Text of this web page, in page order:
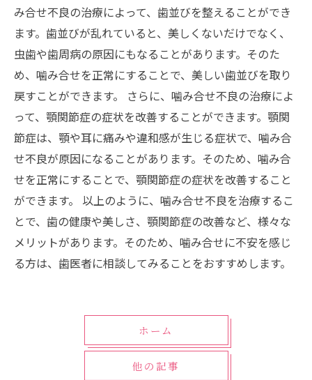
み合せ不良の治療によって、歯並びを整えることができ
ます。歯並びが乱れていると、美しくないだけでなく、
虫歯や歯周病の原因にもなることがあります。そのた
め、噛み合せを正常にすることで、美しい歯並びを取り
戻すことができます。 さらに、噛み合せ不良の治療によ
って、顎関節症の症状を改善することができます。顎関
節症は、顎や耳に痛みや違和感が生じる症状で、噛み合
せ不良が原因になることがあります。そのため、噛み合
せを正常にすることで、顎関節症の症状を改善すること
ができます。 以上のように、噛み合せ不良を治療するこ
とで、歯の健康や美しさ、顎関節症の改善など、様々な
メリットがあります。そのため、噛み合せに不安を感じ
る方は、歯医者に相談してみることをおすすめします。
ホーム
他の記事